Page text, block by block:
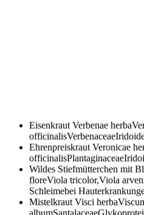
Eisenkraut Verbenae
Ehrenpreiskraut Veronicae
Wildes Stiefmütterchen mit
floreViola tricolor,Viola
Schleimebei
Mistelkraut Visci